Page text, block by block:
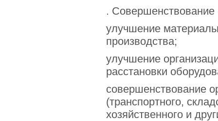
. Совершенствование
улучшение
производства;
улучшение
расстановки
совершенствование
(транспортного,
хозяйственного и